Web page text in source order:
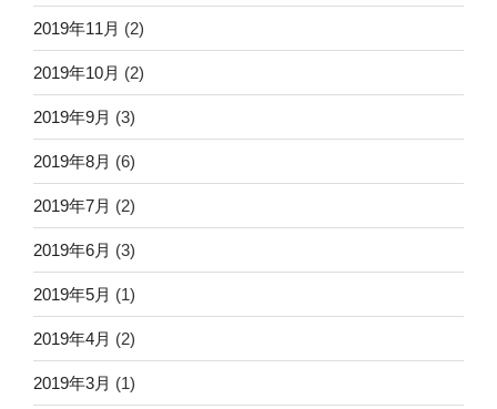
2019年11月 (2)
2019年10月 (2)
2019年9月 (3)
2019年8月 (6)
2019年7月 (2)
2019年6月 (3)
2019年5月 (1)
2019年4月 (2)
2019年3月 (1)